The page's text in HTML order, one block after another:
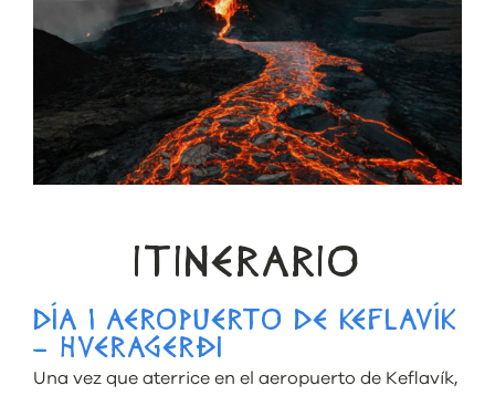
ITINERARIO
DÍA 1 AEROPUERTO DE KEFLAVÍK
– HVERAGERÐI
Una vez que aterrice en el aeropuerto de Keflavík,